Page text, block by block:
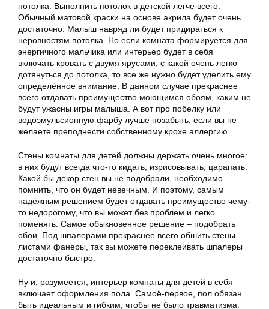
потолка. Выполнить потолок в детской легче всего.
Обычный матовой краски на основе акрила будет очень
достаточно. Малыш навряд ли будет придираться к
неровностям потолка. Но если комната формируется для
энергичного мальчика или интерьер будет в себя
включать кровать с двумя ярусами, с какой очень легко
дотянуться до потолка, то все же нужно будет уделить ему
определённое внимание. В данном случае прекраснее
всего отдавать преимущество моющимся обоям, каким не
будут ужасны игры малыша. А вот про побелку или
водоэмульсионную фарбу лучше позабыть, если вы не
желаете преподнести собственному крохе аллергию.
Стены комнаты для детей должны держать очень многое:
в них будут всегда что-то кидать, изрисовывать, царапать.
Какой бы декор стен вы не подобрали, необходимо
помнить, что он будет невечным. И поэтому, самым
надёжным решением будет отдавать преимущество чему-
то недорогому, что вы может без проблем и легко
поменять. Самое обыкновенное решение – подобрать
обои. Под шпалерами прекраснее всего обшить стены
листами фанеры, так вы можете переклеивать шпалеры
достаточно быстро.
Ну и, разумеется, интерьер комнаты для детей в себя
включает оформления пола. Самоё-первое, пол обязан
быть идеальным и гибким, чтобы не было травматизма.